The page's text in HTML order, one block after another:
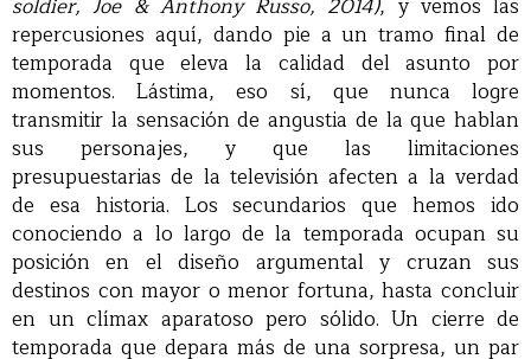
repercusiones aquí, dando pie a un tramo final de
temporada que eleva la calidad del asunto por
momentos. Lástima, eso sí, que nunca logre
transmitir la sensación de angustia de la que hablan
sus personajes, y que las limitaciones
presupuestarias de la televisión afecten a la verdad
de esa historia. Los secundarios que hemos ido
conociendo a lo largo de la temporada ocupan su
posición en el diseño argumental y cruzan sus
destinos con mayor o menor fortuna, hasta concluir
en un clímax aparatoso pero sólido. Un cierre de
temporada que depara más de una sorpresa, un par